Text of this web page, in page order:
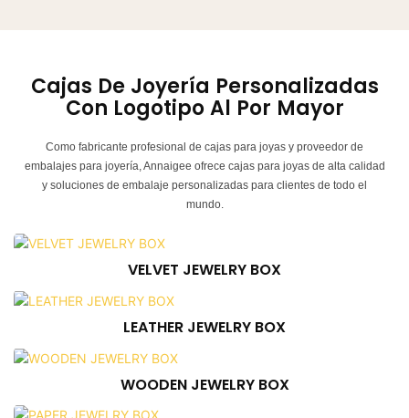
Cajas De Joyería Personalizadas
Con Logotipo Al Por Mayor
Como fabricante profesional de cajas para joyas y proveedor de
embalajes para joyería, Annaigee ofrece cajas para joyas de alta calidad
y soluciones de embalaje personalizadas para clientes de todo el
mundo.
VELVET JEWELRY BOX
LEATHER JEWELRY BOX
WOODEN JEWELRY BOX